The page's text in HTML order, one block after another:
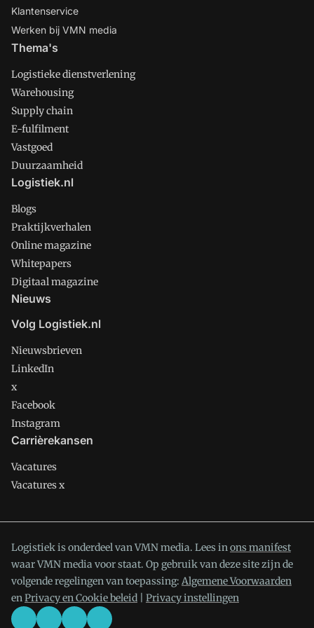
Klantenservice
Werken bij VMN media
Thema's
Logistieke dienstverlening
Warehousing
Supply chain
E-fulfilment
Vastgoed
Duurzaamheid
Logistiek.nl
Blogs
Praktijkverhalen
Online magazine
Whitepapers
Digitaal magazine
Nieuws
Volg Logistiek.nl
Nieuwsbrieven
LinkedIn
x
Facebook
Instagram
Carrièrekansen
Vacatures
Vacatures x
Logistiek is onderdeel van VMN media. Lees inons manifest
waar VMN media voor staat. Op gebruik van deze site zijn de
volgende regelingen van toepassing: Algemene Voorwaarden
enPrivacy en Cookie beleid Privacy instellingen